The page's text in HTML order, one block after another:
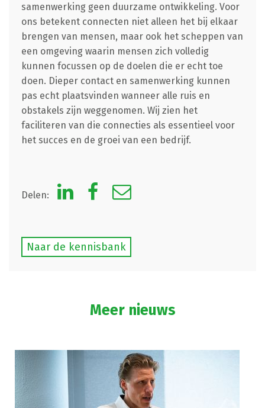
samenwerking geen duurzame ontwikkeling. Voor
ons betekent connecten niet alleen het bij elkaar
brengen van mensen, maar ook het scheppen van
een omgeving waarin mensen zich volledig
kunnen focussen op de doelen die er echt toe
doen. Dieper contact en samenwerking kunnen
pas echt plaatsvinden wanneer alle ruis en
obstakels zijn weggenomen. Wij zien het
faciliteren van die connecties als essentieel voor
het succes en de groei van een bedrijf.
Delen:
Naar de kennisbank
Meer nieuws